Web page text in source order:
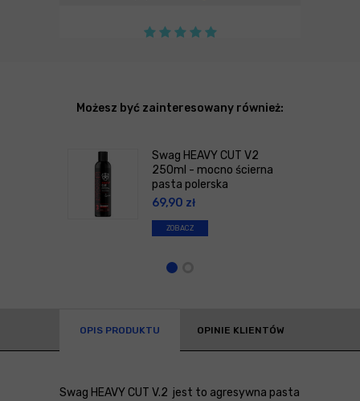
Możesz być zainteresowany również:
Swag HEAVY CUT V2
250ml - mocno ścierna
pasta polerska
69,90 zł
ZOBACZ
OPIS PRODUKTU OPINIE KLIENTÓW
Swag HEAVY CUT V.2 jest to agresywna pasta